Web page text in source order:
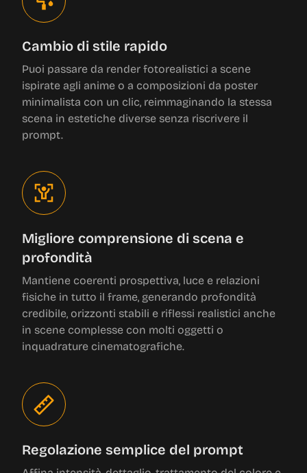
Cambio di stile rapido
Puoi passare da render fotorealistici a scene
ispirate agli anime o a composizioni da poster
minimalista con un clic, reimmaginando la stessa
scena in estetiche diverse senza riscrivere il
prompt.
Migliore comprensione di scena e
profondità
Mantiene coerenti prospettiva, luce e relazioni
fisiche in tutto il frame, generando profondità
credibile, orizzonti stabili e riflessi realistici anche
in scene complesse con molti oggetti o
inquadrature cinematografiche.
Regolazione semplice del prompt